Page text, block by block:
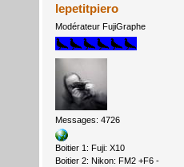
lepetitpiero
Modérateur FujiGraphe
Messages: 4726
Boitier 1: Fuji: X10
Boitier 2: Nikon: FM2 +F6 -